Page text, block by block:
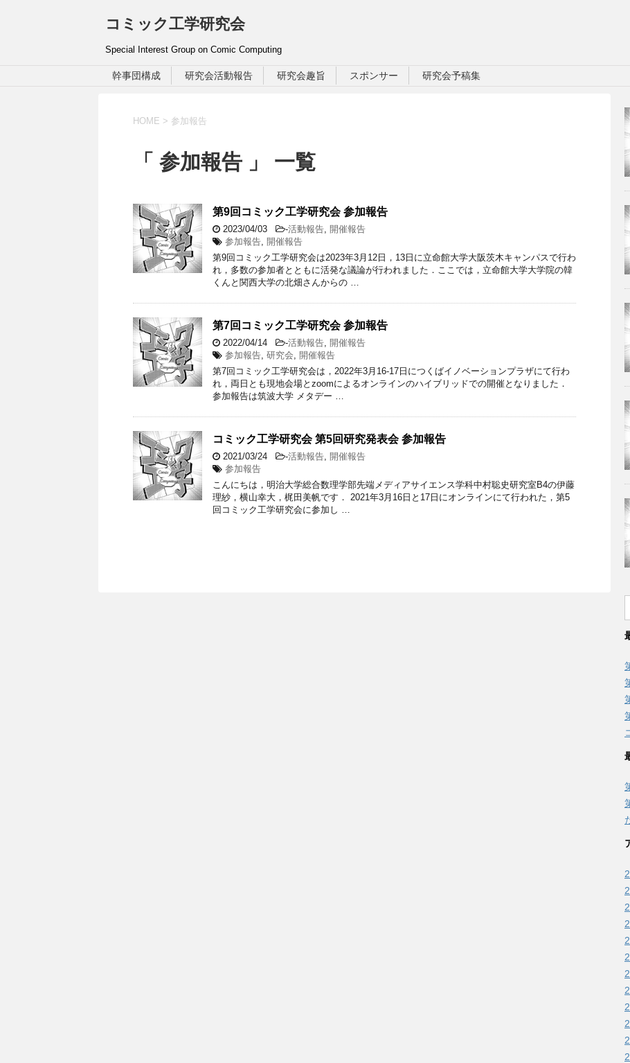
コミック工学研究会
Special Interest Group on Comic Computing
幹事団構成 研究会活動報告 研究会趣旨 スポンサー 研究会予稿集
HOME > 参加報告
「 参加報告 」 一覧
第9回コミック工学研究会 参加報告
2023/04/03 -活動報告, 開催報告
参加報告, 開催報告
第9回コミック工学研究会は2023年3月12日，13日に立命館大学大阪茨木キャンパスで行わ
れ，多数の参加者とともに活発な議論が行われました．ここでは，立命館大学大学院の韓
くんと関西大学の北畑さんからの …
第7回コミック工学研究会 参加報告
2022/04/14 -活動報告, 開催報告
参加報告, 研究会, 開催報告
第7回コミック工学研究会は，2022年3月16-17日につくばイノベーションプラザにて行わ
れ，両日とも現地会場とzoomによるオンラインのハイブリッドでの開催となりました．
参加報告は筑波大学 メタデー …
コミック工学研究会 第5回研究発表会 参加報告
2021/03/24 -活動報告, 開催報告
参加報告
こんにちは，明治大学総合数理学部先端メディアサイエンス学科中村聡史研究室B4の伊藤
理紗，横山幸大，梶田美帆です． 2021年3月16日と17日にオンラインにて行われた，第5
回コミック工学研究会に参加し …